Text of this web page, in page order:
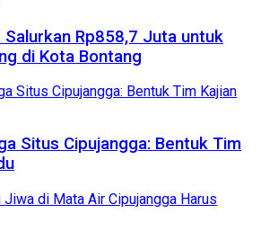
Salurkan Rp858,7 Juta untuk
di Kota Bontang
Situs Cipujangga: Bentuk Tim